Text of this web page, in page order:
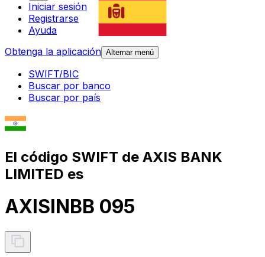
Iniciar sesión
Registrarse
Ayuda
Obtenga la aplicación Alternar menú
SWIFT/BIC
Buscar por banco
Buscar por país
El código SWIFT de AXIS BANK
LIMITED es
AXISINBB 095